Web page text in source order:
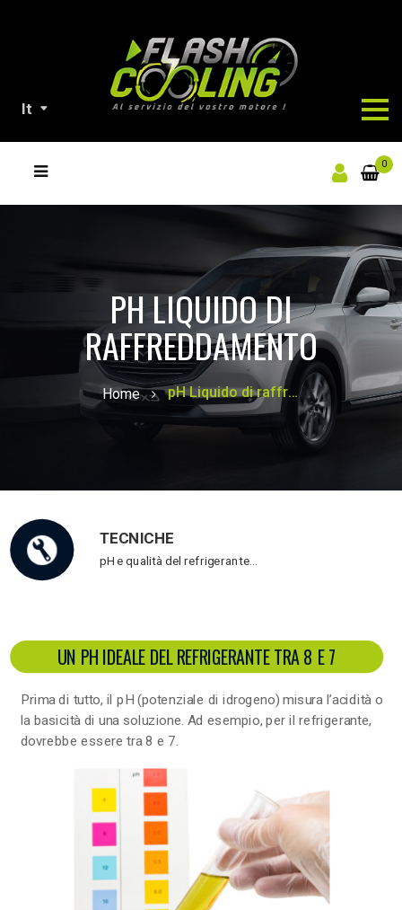
It
0
PH LIQUIDO DI
RAFFREDDAMENTO
Home pH Liquido di raffreddamento
TECNICHE
pH e qualità del refrigerante…
UN PH IDEALE DEL REFRIGERANTE TRA 8 E 7
Prima di tutto, il pH (potenziale di idrogeno) misura l’acidità o
la basicità di una soluzione. Ad esempio, per il refrigerante,
dovrebbe essere tra 8 e 7.